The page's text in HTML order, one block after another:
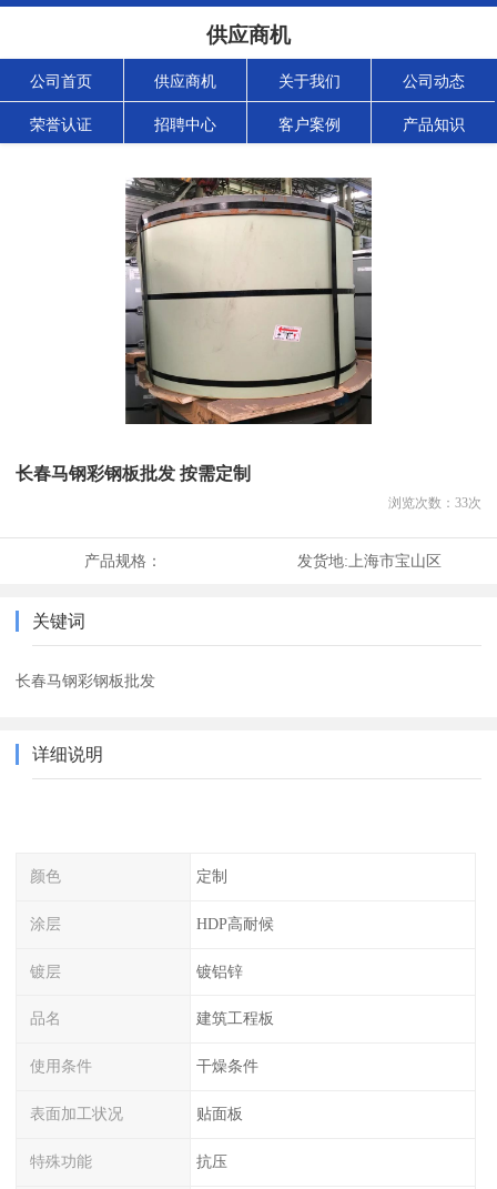
供应商机
公司首页 供应商机 关于我们 公司动态
荣誉认证 招聘中心 客户案例 产品知识
长春马钢彩钢板批发 按需定制
浏览次数： 33次
产品规格： 发货地: 上海市宝山区
关键词
长春马钢彩钢板批发
详细说明
颜色 定制
涂层 HDP高耐候
镀层 镀铝锌
品名 建筑工程板
使用条件 干燥条件
表面加工状况 贴面板
特殊功能 抗压